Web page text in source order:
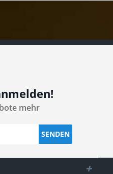
mehr
SENDEN